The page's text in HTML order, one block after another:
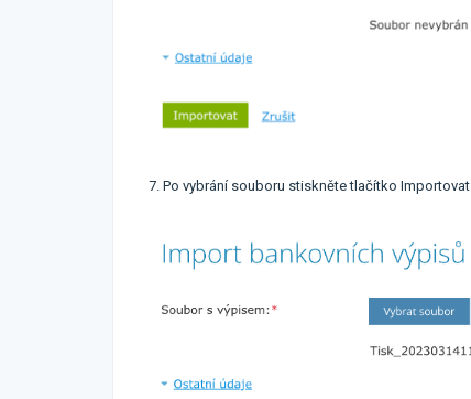
7. Po vybrání souboru stiskněte tlačítko Importovat